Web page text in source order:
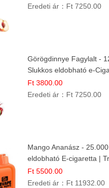
Eredeti ár： Ft 7250.00
Görögdinnye Fagylalt -
Slukkos eldobható e-
Ft 3800.00
Eredeti ár： Ft 7250.00
Mango Ananász -
eldobható E-cigaretta |
Ízélmény
Ft 5500.00
Eredeti ár： Ft 11932.00